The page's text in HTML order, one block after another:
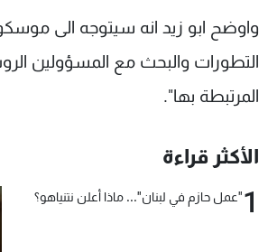
واوضح ابو زيد انه سيتوجه الى
التطورات والبحث مع المسؤولين
المرتبطة بها".
الأكثر قراءة
1"عمل حازم في لبنان"... ماذا أعلن نتنياهو؟